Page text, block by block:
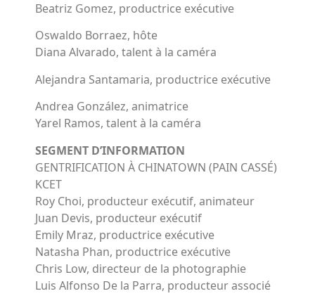
Beatriz Gomez, productrice exécutive
Oswaldo Borraez, hôte
Diana Alvarado, talent à la caméra
Alejandra Santamaria, productrice exécutive
Andrea González, animatrice
Yarel Ramos, talent à la caméra
SEGMENT D’INFORMATION
GENTRIFICATION À CHINATOWN (PAIN CASSÉ)
KCET
Roy Choi, producteur exécutif, animateur
Juan Devis, producteur exécutif
Emily Mraz, productrice exécutive
Natasha Phan, productrice exécutive
Chris Low, directeur de la photographie
Luis Alfonso De la Parra, producteur associé